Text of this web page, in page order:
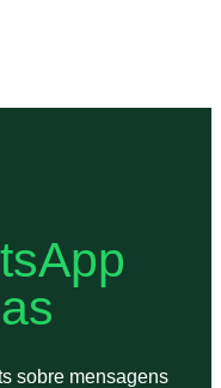
sobre mensagens